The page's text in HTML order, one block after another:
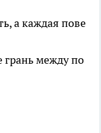
а каждая пове
грань между по